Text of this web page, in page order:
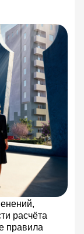
расчёта
правила